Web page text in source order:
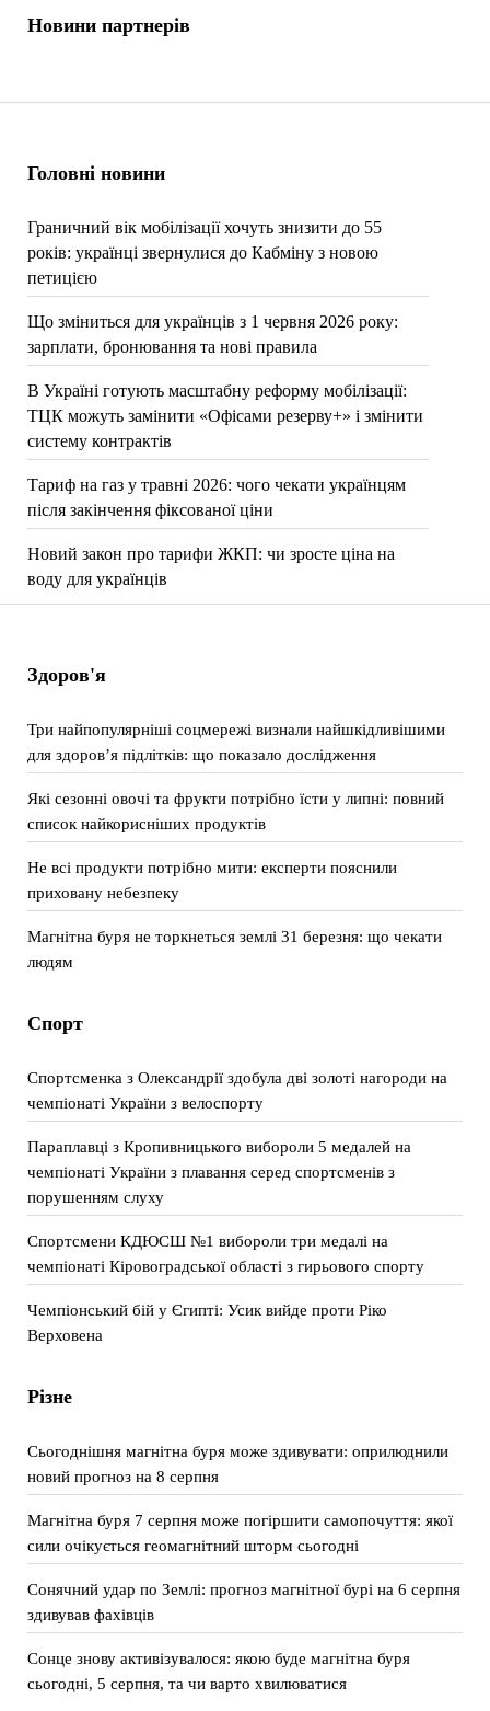
Головні новини
Граничний вік мобілізації хочуть знизити до 55
років: українці звернулися до Кабміну з новою
петицією
Що зміниться для українців з 1 червня 2026 року:
зарплати, бронювання та нові правила
В Україні готують масштабну реформу мобілізації:
ТЦК можуть замінити «Офісами резерву+» і змінити
систему контрактів
Тариф на газ у травні 2026: чого чекати українцям
після закінчення фіксованої ціни
Новий закон про тарифи ЖКП: чи зросте ціна на
воду для українців
Новини партнерів
Здоров'я
Три найпопулярніші соцмережі визнали найшкідливішими
для здоров’я підлітків: що показало дослідження
Які сезонні овочі та фрукти потрібно їсти у липні: повний
список найкорисніших продуктів
Не всі продукти потрібно мити: експерти пояснили
приховану небезпеку
Магнітна буря не торкнеться землі 31 березня: що чекати
людям
Спорт
Спортсменка з Олександрії здобула дві золоті нагороди на
чемпіонаті України з велоспорту
Параплавці з Кропивницького вибороли 5 медалей на
чемпіонаті України з плавання серед спортсменів з
порушенням слуху
Спортсмени КДЮСШ №1 вибороли три медалі на
чемпіонаті Кіровоградської області з гирьового спорту
Чемпіонський бій у Єгипті: Усик вийде проти Ріко
Верховена
Різне
Сьогоднішня магнітна буря може здивувати: оприлюднили
новий прогноз на 8 серпня
Магнітна буря 7 серпня може погіршити самопочуття: якої
сили очікується геомагнітний шторм сьогодні
Сонячний удар по Землі: прогноз магнітної бурі на 6 серпня
здивував фахівців
Сонце знову активізувалося: якою буде магнітна буря
сьогодні, 5 серпня, та чи варто хвилюватися